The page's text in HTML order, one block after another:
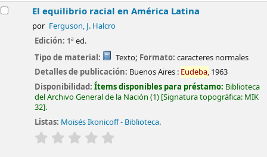
El equilibrio racial en América Latina
por Ferguson, J. Halcro
Edición: 1ª ed.
Tipo de material:
Texto; Formato: caracteres normales
Detalles de publicación: Buenos Aires : Eudeba, 1963
Disponibilidad:Ítems disponibles para préstamo: Biblioteca
del Archivo General de la Nación (1) Signatura topográfica: MIK
32 .
Listas: Moisés Ikonicoff - Biblioteca.
valoración